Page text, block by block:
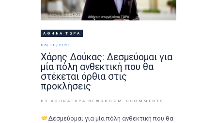
ΑΘΉΝΑ ΤΩΡΑ
06/10/2023
Χάρης Δούκας: Δεσμεύομαι για
μία πόλη ανθεκτική που θα
στέκεται όρθια στις
προκλήσεις
BY ΑΘΉΝΑΤΩΡΑ NEWSROOM 0 COMMENTS
Δεσμεύομαι για μία πόλη ανθεκτική που θα